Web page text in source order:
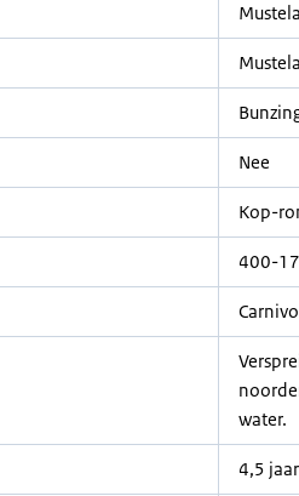
Mustela
Nee
Kop-
400-
water.
4,5 jaar